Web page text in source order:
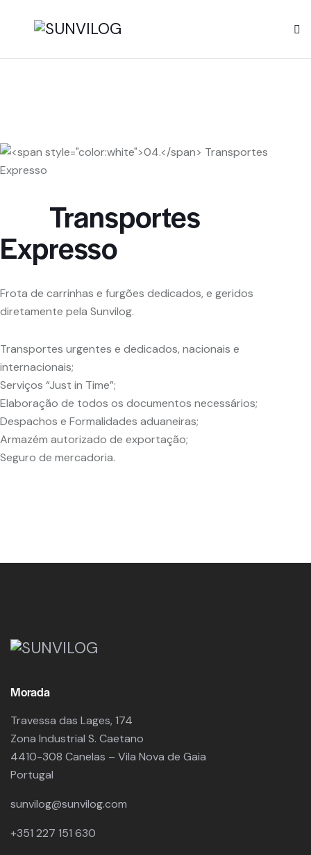
Transportes
Expresso
Frota de carrinhas e furgões dedicados, e geridos
diretamente pela Sunvilog.
Transportes urgentes e dedicados, nacionais e
internacionais;
Serviços “Just in Time”;
Elaboração de todos os documentos necessários;
Despachos e Formalidades aduaneiras;
Armazém autorizado de exportação;
Seguro de mercadoria.
Morada
Travessa das Lages, 174
Zona Industrial S. Caetano
4410-308 Canelas – Vila Nova de Gaia
Portugal
sunvilog@sunvilog.com
+351 227 151 630